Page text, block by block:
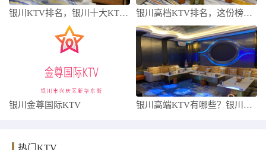
银川KTV排名，银川十大KTV排行榜 银川高档KTV排名，这份榜单哪个深得你心
银川金尊国际KTV 银川高端KTV有哪些？银川高端KTV排行
热门KTV